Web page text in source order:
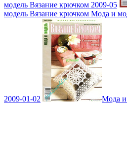
модель Вязание крючком 2009-05
модель Вязание крючком Мода и
2009-01-02 Мода и